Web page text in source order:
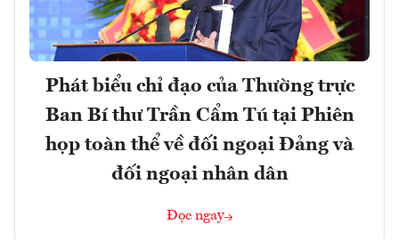
Phát biểu chỉ đạo của Thường trực
Ban Bí thư Trần Cẩm Tú tại Phiên
họp toàn thể về đối ngoại Đảng và
đối ngoại nhân dân
Đọc ngay